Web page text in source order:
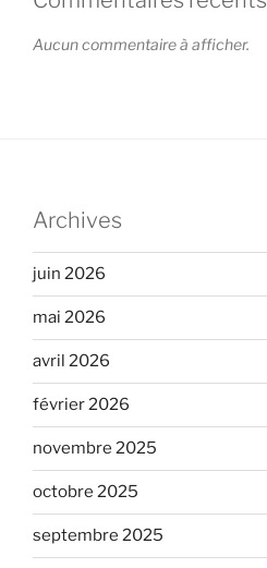
Aucun commentaire à afficher.
Archives
juin 2026
mai 2026
avril 2026
février 2026
novembre 2025
octobre 2025
septembre 2025